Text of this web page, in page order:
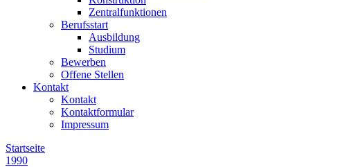
Zentralfunktionen
Berufsstart
Ausbildung
Studium
Bewerben
Offene Stellen
Kontakt
Kontakt
Kontaktformular
Impressum
Startseite
1990